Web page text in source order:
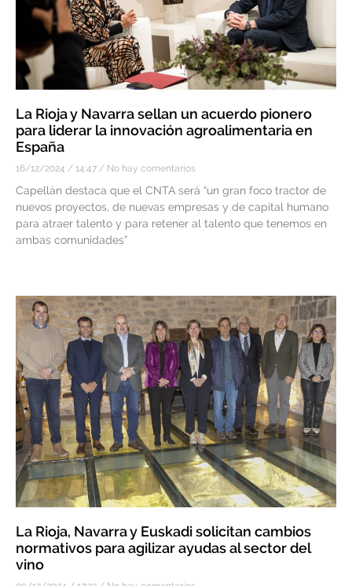
La Rioja y Navarra sellan un acuerdo pionero
para liderar la innovación agroalimentaria en
España
16/12/2024 14:47 No hay comentarios
Capellán destaca que el CNTA será “un gran foco tractor de
nuevos proyectos, de nuevas empresas y de capital humano
para atraer talento y para retener al talento que tenemos en
ambas comunidades”
La Rioja, Navarra y Euskadi solicitan cambios
normativos para agilizar ayudas al sector del
vino